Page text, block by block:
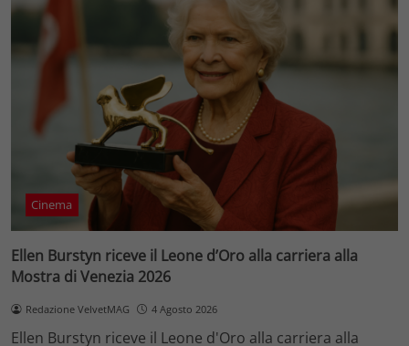
Cinema
Ellen Burstyn riceve il Leone d’Oro alla carriera alla
Mostra di Venezia 2026
Redazione VelvetMAG 4 Agosto 2026
Ellen Burstyn riceve il Leone d'Oro alla carriera alla